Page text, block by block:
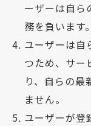
ーザーは自ら
務を負います。
ユーザーは自
つため、サー
り、自らの最
ません。
ユーザーが登